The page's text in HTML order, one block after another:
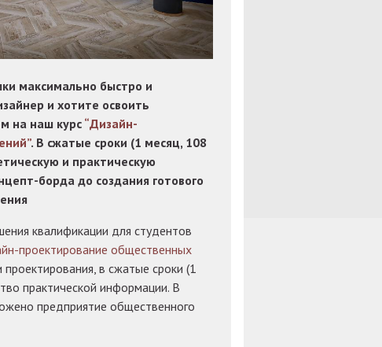
максимально быстро и
и хотите освоить
на наш курс “Дизайн-
. В сжатые сроки (1 месяц, 108
и практическую
борда до создания готового
квалификации для студентов
проектирование общественных
в сжатые сроки (1
практической информации. В
предприятие общественного